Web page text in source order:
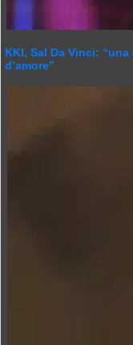
KKI, Sal Da Vinci:
d’amore”